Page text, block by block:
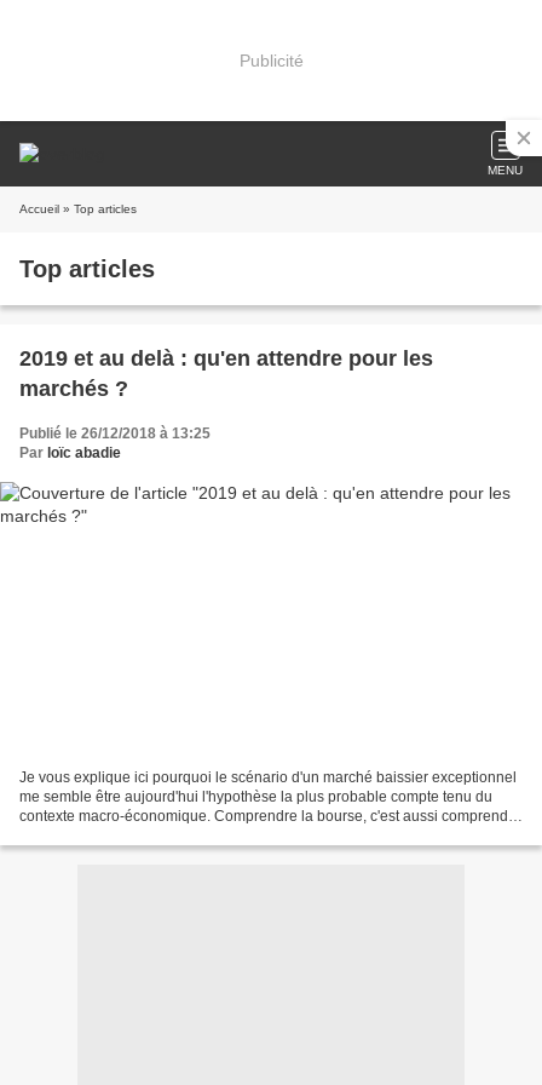
Publicité
MENU
Accueil » Top articles
Top articles
2019 et au delà : qu'en attendre pour les
marchés ?
Publié le 26/12/2018 à 13:25
Par loïc abadie
Je vous explique ici pourquoi le scénario d'un marché baissier exceptionnel
me semble être aujourd'hui l'hypothèse la plus probable compte tenu du
contexte macro-économique. Comprendre la bourse, c'est aussi comprendre